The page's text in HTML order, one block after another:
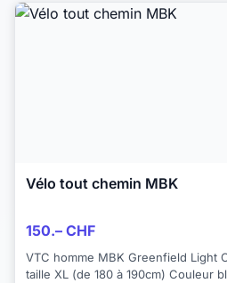
Vélo tout chemin MBK
150.– CHF
VTC homme MBK Greenfield Light
taille XL (de 180 à 190cm) Couleur